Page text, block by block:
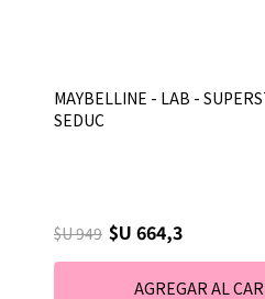
MAYBELLINE - LAB -
SEDUC
$U 949 $U 664,3